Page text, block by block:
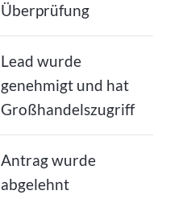
Überprüfung
Lead wurde
genehmigt und hat
Großhandelszugriff
Antrag wurde
abgelehnt